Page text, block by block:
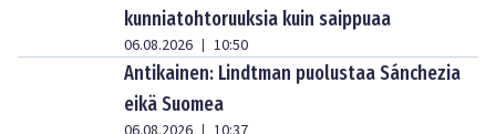
kunniatohtoruuksia kuin saippuaa
06.08.2026 | 10:50
Antikainen: Lindtman puolustaa Sánchezia
eikä Suomea
|